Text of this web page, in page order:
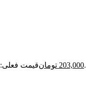
203,000 تومانقیمت فعلی: 203,000 تومان.